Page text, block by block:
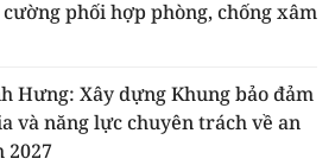
phối hợp phòng, chống xâm
Hưng: Xây dựng Khung bảo đảm
và năng lực chuyên trách về an
2027